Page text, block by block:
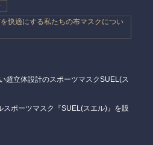
快適にする私たちの布マスクについ
超立体設計のスポーツマスクSUEL(ス
ポーツマスク『SUEL(スエル)』を販